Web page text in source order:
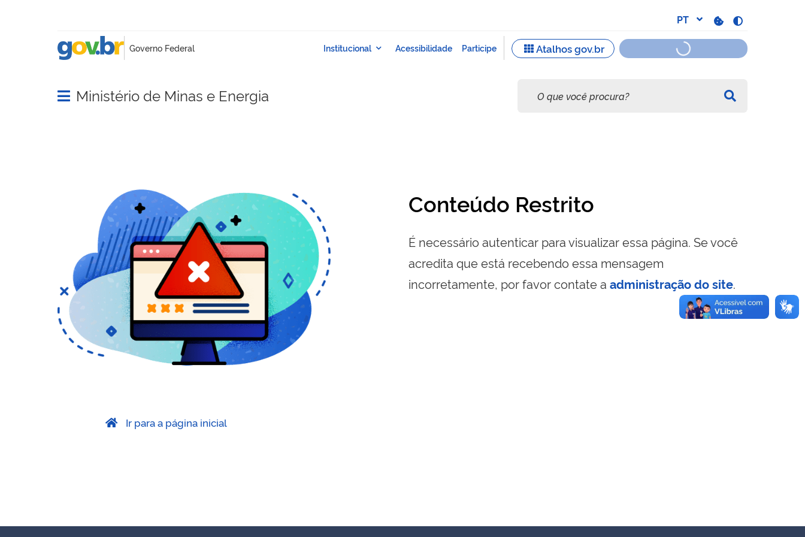
Abrir menu principal de navegação
Ministério de Minas e Energia
Conteúdo Restrito
É necessário autenticar para visualizar essa página. Se você
acredita que está recebendo essa mensagem
incorretamente, por favor contate a administração do site.
Ir para a página inicial